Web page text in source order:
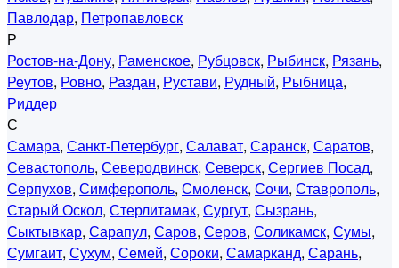
Павлодар, Петропавловск
Р
Ростов-на-Дону, Раменское, Рубцовск, Рыбинск, Рязань,
Реутов, Ровно, Раздан, Рустави, Рудный, Рыбница,
Риддер
С
Самара, Санкт-Петербург, Салават, Саранск, Саратов,
Севастополь, Северодвинск, Северск, Сергиев Посад,
Серпухов, Симферополь, Смоленск, Сочи, Ставрополь,
Старый Оскол, Стерлитамак, Сургут, Сызрань,
Сыктывкар, Сарапул, Саров, Серов, Соликамск, Сумы,
Сумгаит, Сухум, Семей, Сороки, Самарканд, Сарань,